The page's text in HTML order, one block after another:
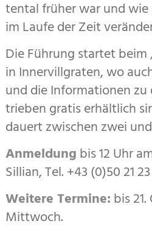
ten­tal früher war und
im Laufe der Zeit
Die Führung startet beim
in Inner­villgraten, wo
und die Infor­ma­tio­nen
trieben gratis erhältlich
dauert zwischen zwei
Anmeldungbis 12 Uhr
Sillian, Tel. +43 (0)50 21
Weitere Termine:bis
Mittwoch.